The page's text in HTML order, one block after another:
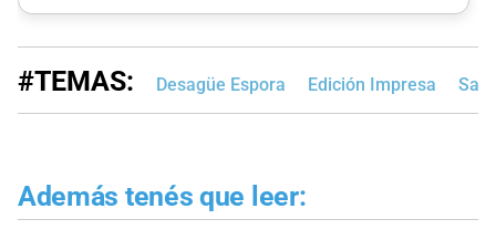
#TEMAS: Desagüe Espora Edición Impresa
Además tenés que leer: